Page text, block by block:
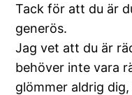
Tack för att du är
generös.
Jag vet att du är
behöver inte vara
glömmer aldrig